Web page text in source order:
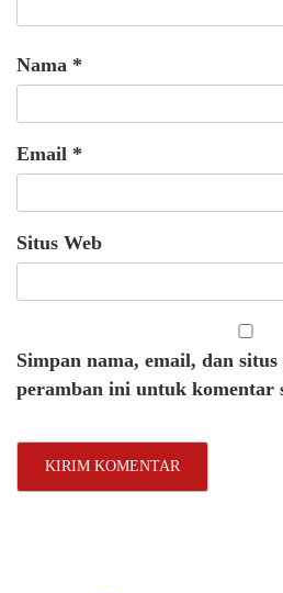
Nama *
Email *
Situs Web
Simpan nama, email, dan situs
peramban ini untuk komentar